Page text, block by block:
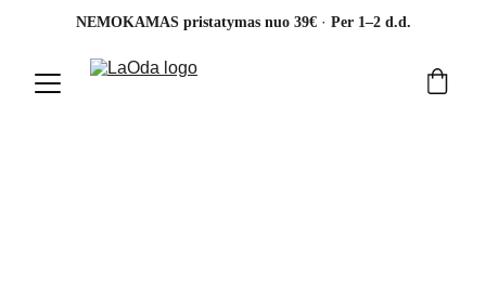
NEMOKAMAS pristatymas nuo 39€ · Per 1–2 d.d.